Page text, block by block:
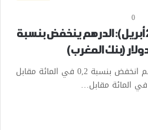
0
سوق الصرف (27 مارس-2 أبريل): الدرهم ينخفض بنسبة
أفاد بنك المغرب بأن سعر الدرهم انخفض بنسبة 0,2 في المائة مقابل